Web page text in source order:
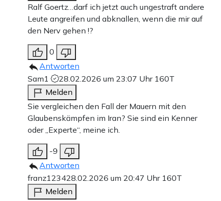
Ralf Goertz…darf ich jetzt auch ungestraft andere
Leute angreifen und abknallen, wenn die mir auf
den Nerv gehen !?
0
Antworten
Sam1
28.02.2026 um 23:07 Uhr 160T
Melden
Sie vergleichen den Fall der Mauern mit den
Glaubenskämpfen im Iran? Sie sind ein Kenner
oder „Experte“, meine ich.
-9
Antworten
franz123428.02.2026 um 20:47 Uhr 160T
Melden